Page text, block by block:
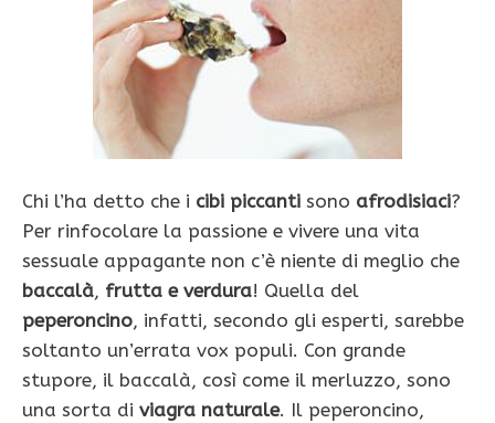
Chi l’ha detto che i cibi piccanti sono afrodisiaci?
Per rinfocolare la passione e vivere una vita
sessuale appagante non c’è niente di meglio che
baccalà, frutta e verdura! Quella del
peperoncino, infatti, secondo gli esperti, sarebbe
soltanto un’errata vox populi. Con grande
stupore, il baccalà, così come il merluzzo, sono
una sorta di viagra naturale. Il peperoncino,